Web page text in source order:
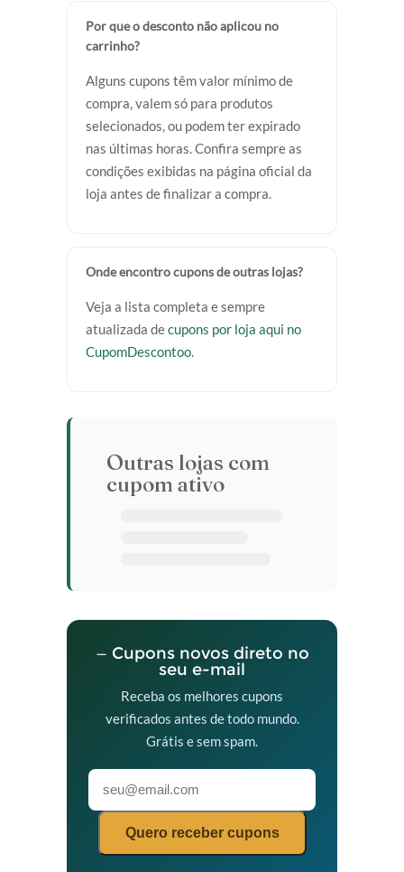
Por que o desconto não aplicou no
carrinho?
Alguns cupons têm valor mínimo de
compra, valem só para produtos
selecionados, ou podem ter expirado
nas últimas horas. Confira sempre as
condições exibidas na página oficial da
loja antes de finalizar a compra.
Onde encontro cupons de outras lojas?
Veja a lista completa e sempre
atualizada decupons por loja aqui no
CupomDescontoo.
Outras lojas com
cupom ativo
— Cupons novos direto no
seu e-mail
Receba os melhores cupons
verificados antes de todo mundo.
Grátis e sem spam.
Quero receber cupons